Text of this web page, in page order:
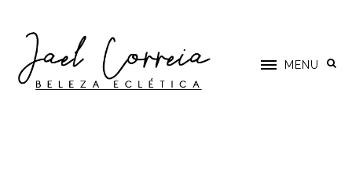
MENU